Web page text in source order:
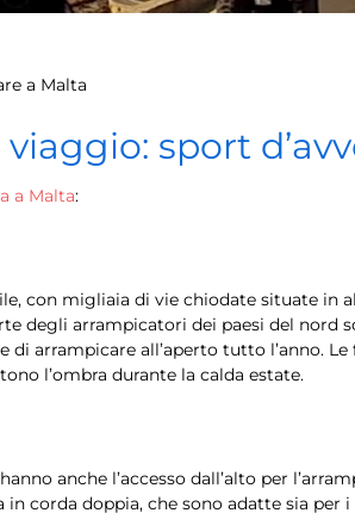
a Malta
sport
a Malta:
con migliaia di vie chiodate situate
degli arrampicatori dei paesi del nord
arrampicare all’aperto tutto l’anno.
l’ombra durante la calda estate.
anche l’accesso dall’alto per
corda doppia, che sono adatte sia